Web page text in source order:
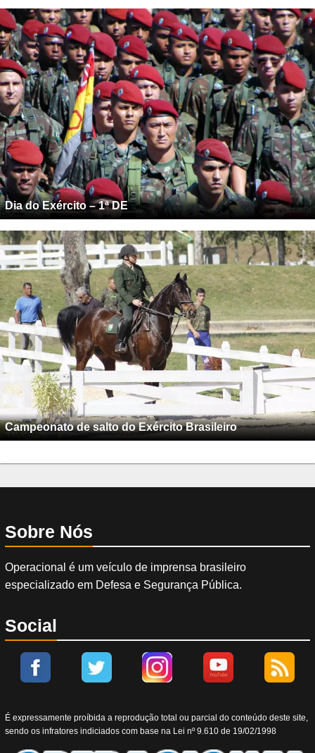
Dia do Exército – 1ª DE
Campeonato de salto do Exército Brasileiro
Sobre Nós
Operacional é um veículo de imprensa brasileiro
especializado em Defesa e Segurança Pública.
Social
É expressamente proíbida a reprodução total ou parcial do conteúdo deste site,
sendo os infratores indiciados com base na Lei nº 9.610 de 19/02/1998